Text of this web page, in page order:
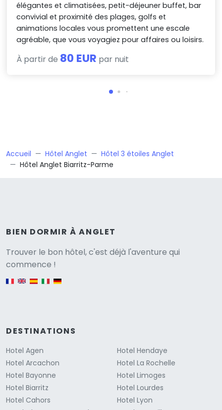
élégantes et climatisées, petit-déjeuner buffet, bar
convivial et proximité des plages, golfs et
animations locales vous promettent une escale
agréable, que vous voyagiez pour affaires ou loisirs.
À partir de 80 EUR par nuit
Accueil Hôtel Anglet
Hôtel 3 étoiles Anglet
Hôtel Anglet Biarritz-Parme
BIEN DORMIR À ANGLET
Trouver le bon hôtel, c'est déjà l'aventure qui
commence !
English version
DESTINATIONS
Hotel Agen
Hotel Arcachon
Hotel Bayonne
Hotel Biarritz
Hotel Cahors
Hotel Hendaye
Hotel La Rochelle
Hotel Limoges
Hotel Lourdes
Hotel Lyon